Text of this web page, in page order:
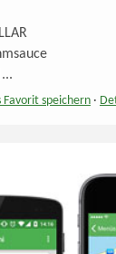
Favorit speichern·